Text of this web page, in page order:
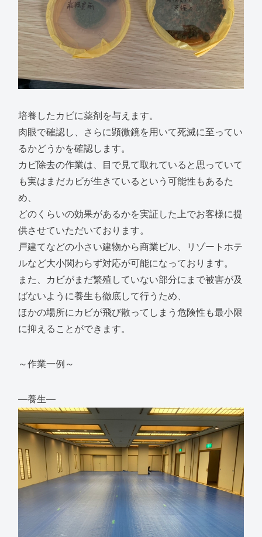
培養したカビに薬剤を与えます。
肉眼で確認し、さらに顕微鏡を用いて死滅に至ってい
るかどうかを確認します。
カビ除去の作業は、目で見て取れていると思っていて
も実はまだカビが生きているという可能性もあるた
め、
どのくらいの効果があるかを実証した上でお客様に提
供させていただいております。
戸建てなどの小さい建物から商業ビル、リゾートホテ
ルなど大小関わらず対応が可能になっております。
また、カビがまだ繁殖していない部分にまで被害が及
ばないように養生も徹底して行うため、
ほかの場所にカビが飛び散ってしまう危険性も最小限
に抑えることができます。
～作業一例～
―養生―